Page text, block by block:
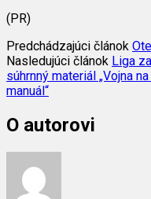
(PR)
Predchádzajúci článok
Nasledujúci článok Liga
súhrnný materiál „Vojna
manuál“
O autorovi